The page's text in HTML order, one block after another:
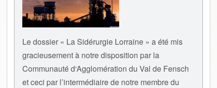
Le dossier « La Sidérurgie Lorraine » a été mis
gracieusement à notre disposition par la
Communauté d‘Agglomération du Val de Fensch
et ceci par l’intermédiaire de notre membre du